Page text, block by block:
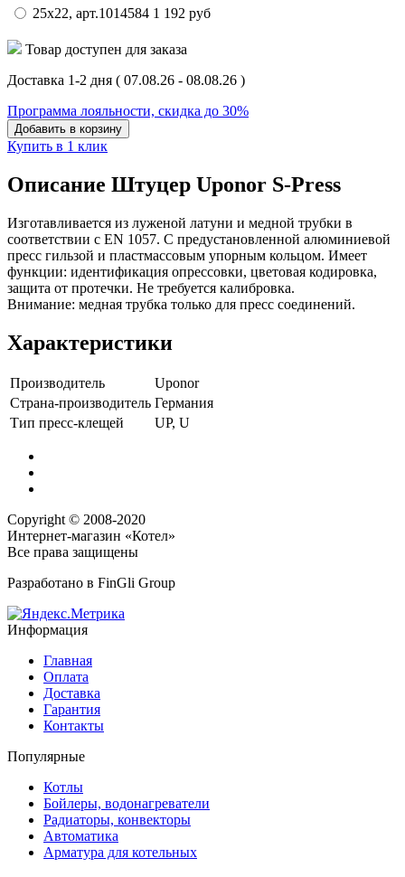
25х22, арт.1014584 1 192 руб
Товар доступен для заказа
Доставка 1-2 дня ( 07.08.26 - 08.08.26 )
Программа лояльности, скидка до 30%
Добавить в корзину
Купить в 1 клик
Описание Штуцер Uponor S-Press
Изготавливается из луженой латуни и медной трубки в
соответствии с EN 1057. С предустановленной алюминиевой
пресс гильзой и пластмассовым упорным кольцом. Имеет
функции: идентификация опрессовки, цветовая кодировка,
защита от протечки. Не требуется калибровка.
Внимание: медная трубка только для пресс соединений.
Характеристики
Производитель
Uponor
Страна-производитель Германия
Тип пресс-клещей
UP, U
Copyright © 2008-2020
Интернет-магазин «Котел»
Все права защищены
Разработано в FinGli Group
Информация
Главная
Оплата
Доставка
Гарантия
Контакты
Популярные
Котлы
Бойлеры, водонагреватели
Радиаторы, конвекторы
Автоматика
Арматура для котельных